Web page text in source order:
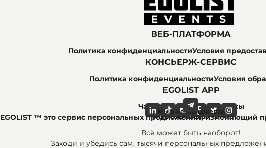
ВЕБ-ПЛАТФОРМА
Политика конфиденциальностиУсловия
КОНСЬЕРЖ-СЕРВИС
Политика конфиденциальностиУсловия
EGOLIST APP
Часто задаваемые вопросы
Мы в социальных сетях
Мы в мессенджерах
EGOLIST ™ это сервис персональных предложений, изменяющий
Всё может быть наоборот!
Заходи и убедись сам, тысячи персональных